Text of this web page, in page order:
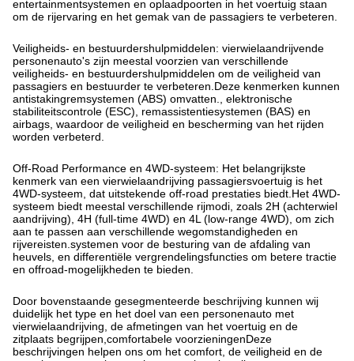
entertainmentsystemen en oplaadpoorten in het voertuig staan
om de rijervaring en het gemak van de passagiers te verbeteren.
Veiligheids- en bestuurdershulpmiddelen: vierwielaandrijvende
personenauto's zijn meestal voorzien van verschillende
veiligheids- en bestuurdershulpmiddelen om de veiligheid van
passagiers en bestuurder te verbeteren.Deze kenmerken kunnen
antistakingremsystemen (ABS) omvatten., elektronische
stabiliteitscontrole (ESC), remassistentiesystemen (BAS) en
airbags, waardoor de veiligheid en bescherming van het rijden
worden verbeterd.
Off-Road Performance en 4WD-systeem: Het belangrijkste
kenmerk van een vierwielaandrijving passagiersvoertuig is het
4WD-systeem, dat uitstekende off-road prestaties biedt.Het 4WD-
systeem biedt meestal verschillende rijmodi, zoals 2H (achterwiel
aandrijving), 4H (full-time 4WD) en 4L (low-range 4WD), om zich
aan te passen aan verschillende wegomstandigheden en
rijvereisten.systemen voor de besturing van de afdaling van
heuvels, en differentiële vergrendelingsfuncties om betere tractie
en offroad-mogelijkheden te bieden.
Door bovenstaande gesegmenteerde beschrijving kunnen wij
duidelijk het type en het doel van een personenauto met
vierwielaandrijving, de afmetingen van het voertuig en de
zitplaats begrijpen,comfortabele voorzieningenDeze
beschrijvingen helpen ons om het comfort, de veiligheid en de